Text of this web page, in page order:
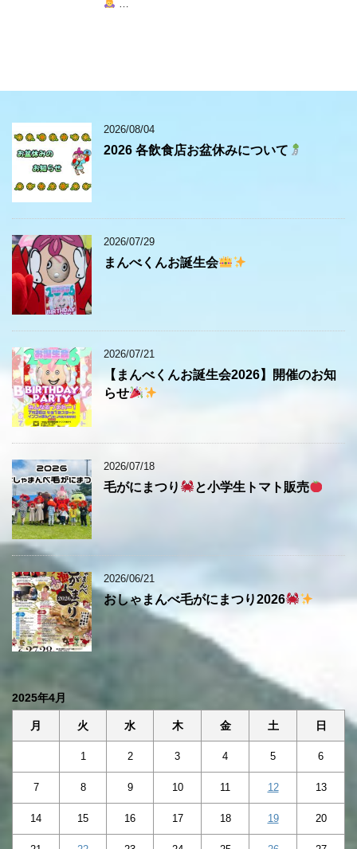
2026/08/04
2026 各飲食店お盆休みについて
2026/07/29
まんべくんお誕生会
2026/07/21
【まんべくんお誕生会2026】開催のお知
らせ
2026/07/18
毛がにまつり と小学生トマト販売
2026/06/21
おしゃまんべ毛がにまつり2026
2025年4月
月 火 水 木 金 土 日
1 2 3 4 5 6
7 8 9 10 11 12 13
14 15 16 17 18 19 20